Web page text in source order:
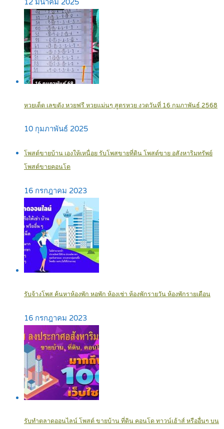
12 มีนาคม 2025
หวยเด็ด เลขดัง หวยฟรี หวยแม่นๆ สูตรหวย งวดวันที่ 16 กุมภาพันธ์ 2568
10 กุมภาพันธ์ 2025
โพสต์ขายบ้าน เองให้เหนื่อย รับโพสขายที่ดิน โพสต์ขาย อสังหาริมทรัพย์
โพสต์ขายคอนโด
16 กรกฎาคม 2023
รับจ้างโพส ค้นหาห้องพัก หอพัก ห้องเช่า ห้องพักรายวัน ห้องพักรายเดือน
16 กรกฎาคม 2023
รับทำตลาดออนไลน์ โพสต์ ขายบ้าน ที่ดิน คอนโด ทาวน์เฮ้าส์ หรืออื่นๆ บน